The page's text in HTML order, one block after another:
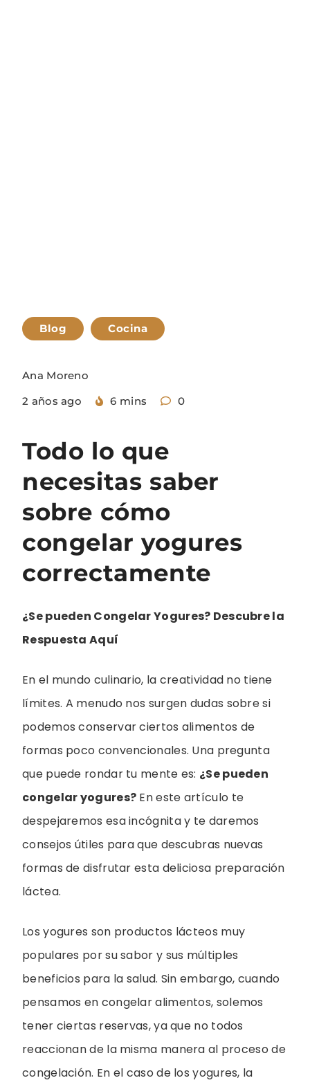
Blog Cocina
Ana Moreno
2 años ago
6 mins 0
Todo lo que
necesitas saber
sobre cómo
congelar yogures
correctamente
¿Se pueden Congelar Yogures? Descubre la
Respuesta Aquí
En el mundo culinario, la creatividad no tiene
límites. A menudo nos surgen dudas sobre si
podemos conservar ciertos alimentos de
formas poco convencionales. Una pregunta
que puede rondar tu mente es: ¿Se pueden
congelar yogures? En este artículo te
despejaremos esa incógnita y te daremos
consejos útiles para que descubras nuevas
formas de disfrutar esta deliciosa preparación
láctea.
Los yogures son productos lácteos muy
populares por su sabor y sus múltiples
beneficios para la salud. Sin embargo, cuando
pensamos en congelar alimentos, solemos
tener ciertas reservas, ya que no todos
reaccionan de la misma manera al proceso de
congelación. En el caso de los yogures, la